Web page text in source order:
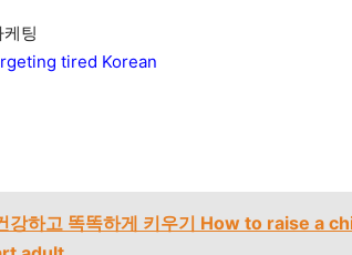
팅
tired Korean
강하고 똑똑하게 키우기 How to raise a